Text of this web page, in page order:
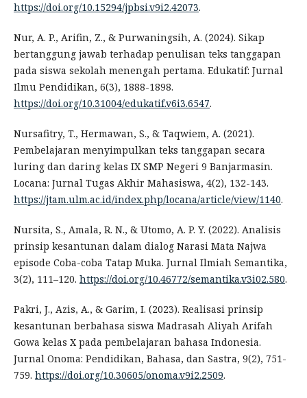
https://doi.org/10.15294/jpbsi.v9i2.42073.
Nur, A. P., Arifin, Z., & Purwaningsih, A. (2024). Sikap
bertanggung jawab terhadap penulisan teks tanggapan
pada siswa sekolah menengah pertama. Edukatif: Jurnal
Ilmu Pendidikan, 6(3), 1888-1898.
https://doi.org/10.31004/edukatif.v6i3.6547.
Nursafitry, T., Hermawan, S., & Taqwiem, A. (2021).
Pembelajaran menyimpulkan teks tanggapan secara
luring dan daring kelas IX SMP Negeri 9 Banjarmasin.
Locana: Jurnal Tugas Akhir Mahasiswa, 4(2), 132-143.
https://jtam.ulm.ac.id/index.php/locana/article/view/1140.
Nursita, S., Amala, R. N., & Utomo, A. P. Y. (2022). Analisis
prinsip kesantunan dalam dialog Narasi Mata Najwa
episode Coba-coba Tatap Muka. Jurnal Ilmiah Semantika,
3(2), 111–120. https://doi.org/10.46772/semantika.v3i02.580.
Pakri, J., Azis, A., & Garim, I. (2023). Realisasi prinsip
kesantunan berbahasa siswa Madrasah Aliyah Arifah
Gowa kelas X pada pembelajaran bahasa Indonesia.
Jurnal Onoma: Pendidikan, Bahasa, dan Sastra, 9(2), 751-
759. https://doi.org/10.30605/onoma.v9i2.2509.